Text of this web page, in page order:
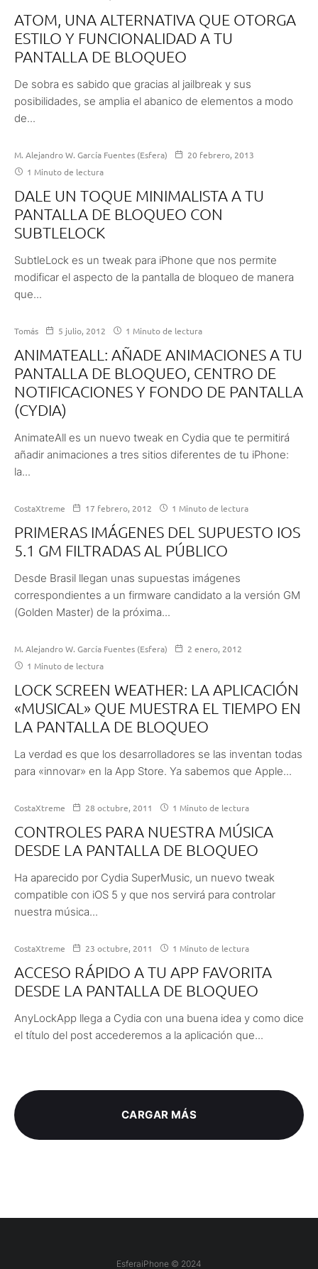
ATOM, UNA ALTERNATIVA QUE OTORGA
ESTILO Y FUNCIONALIDAD A TU
PANTALLA DE BLOQUEO
De sobra es sabido que gracias al jailbreak y sus
posibilidades, se amplia el abanico de elementos a modo
de...
M. Alejandro W. García Fuentes (Esfera)
20 febrero, 2013
1 Minuto de lectura
DALE UN TOQUE MINIMALISTA A TU
PANTALLA DE BLOQUEO CON
SUBTLELOCK
SubtleLock es un tweak para iPhone que nos permite
modificar el aspecto de la pantalla de bloqueo de manera
que...
Tomás 5 julio, 2012 1 Minuto de lectura
ANIMATEALL: AÑADE ANIMACIONES A TU
PANTALLA DE BLOQUEO, CENTRO DE
NOTIFICACIONES Y FONDO DE PANTALLA
(CYDIA)
AnimateAll es un nuevo tweak en Cydia que te permitirá
añadir animaciones a tres sitios diferentes de tu iPhone:
la...
CostaXtreme 17 febrero, 2012 1 Minuto de lectura
PRIMERAS IMÁGENES DEL SUPUESTO IOS
5.1 GM FILTRADAS AL PÚBLICO
Desde Brasil llegan unas supuestas imágenes
correspondientes a un firmware candidato a la versión GM
(Golden Master) de la próxima...
M. Alejandro W. García Fuentes (Esfera)
2 enero, 2012
1 Minuto de lectura
LOCK SCREEN WEATHER: LA APLICACIÓN
«MUSICAL» QUE MUESTRA EL TIEMPO EN
LA PANTALLA DE BLOQUEO
La verdad es que los desarrolladores se las inventan todas
para «innovar» en la App Store. Ya sabemos que Apple...
CostaXtreme 28 octubre, 2011 1 Minuto de lectura
CONTROLES PARA NUESTRA MÚSICA
DESDE LA PANTALLA DE BLOQUEO
Ha aparecido por Cydia SuperMusic, un nuevo tweak
compatible con iOS 5 y que nos servirá para controlar
nuestra música...
CostaXtreme 23 octubre, 2011 1 Minuto de lectura
ACCESO RÁPIDO A TU APP FAVORITA
DESDE LA PANTALLA DE BLOQUEO
AnyLockApp llega a Cydia con una buena idea y como dice
el título del post accederemos a la aplicación que...
CARGAR MÁS
EsferaiPhone © 2024